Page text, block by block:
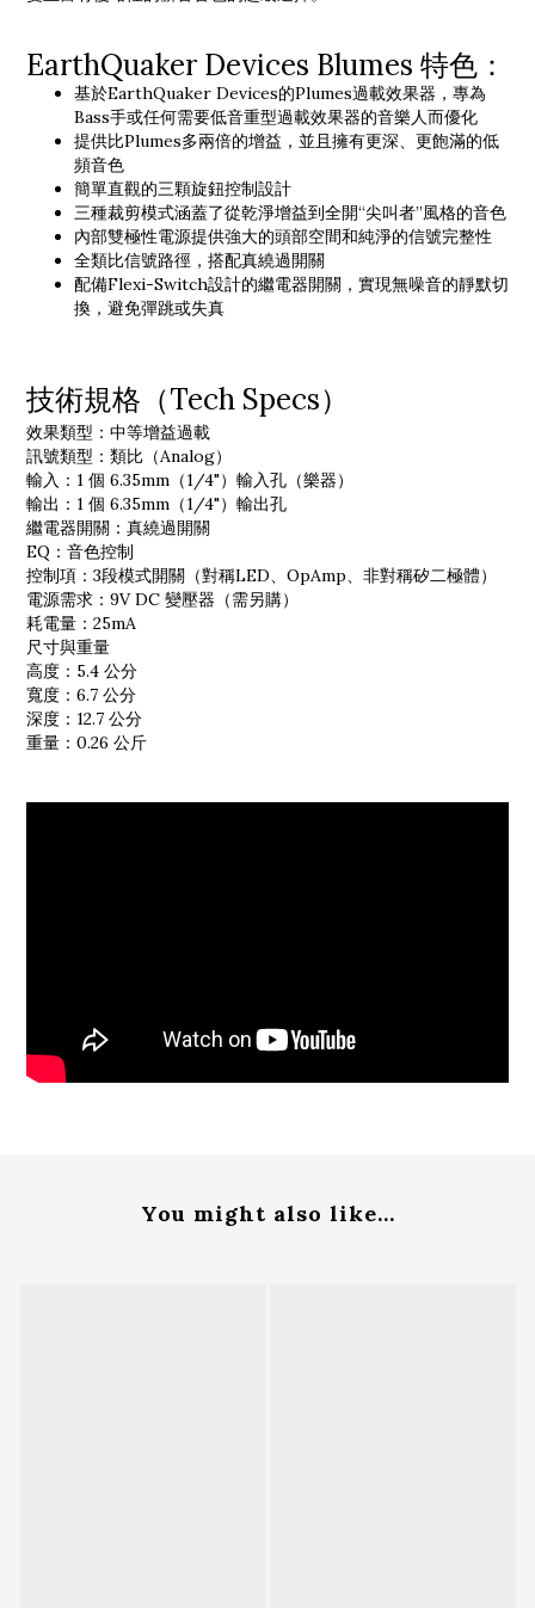
EarthQuaker Devices Blumes 特色：
基於EarthQuaker Devices的Plumes過載效果器，專為
Bass手或任何需要低音重型過載效果器的音樂人而優化
提供比Plumes多兩倍的增益，並且擁有更深、更飽滿的低
頻音色
簡單直觀的三顆旋鈕控制設計
三種裁剪模式涵蓋了從乾淨增益到全開“尖叫者”風格的音色
內部雙極性電源提供強大的頭部空間和純淨的信號完整性
全類比信號路徑，搭配真繞過開關
配備Flexi-Switch設計的繼電器開關，實現無噪音的靜默切
換，避免彈跳或失真
技術規格（Tech Specs）
效果類型：中等增益過載
訊號類型：類比（Analog）
輸入：1 個 6.35mm（1/4"）輸入孔（樂器）
輸出：1 個 6.35mm（1/4"）輸出孔
繼電器開關：真繞過開關
EQ：音色控制
控制項：3段模式開關（對稱LED、OpAmp、非對稱矽二極體）
電源需求：9V DC 變壓器（需另購）
耗電量：25mA
尺寸與重量
高度：5.4 公分
寬度：6.7 公分
深度：12.7 公分
重量：0.26 公斤
You might also like...